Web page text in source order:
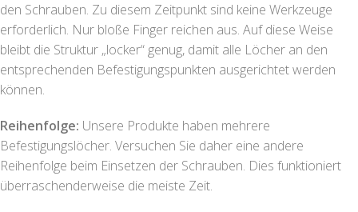
den Schrauben. Zu diesem Zeitpunkt sind keine Werkzeuge
erforderlich. Nur bloße Finger reichen aus. Auf diese Weise
bleibt die Struktur „locker“ genug, damit alle Löcher an den
entsprechenden Befestigungspunkten ausgerichtet werden
können.
Reihenfolge: Unsere Produkte haben mehrere
Befestigungslöcher. Versuchen Sie daher eine andere
Reihenfolge beim Einsetzen der Schrauben. Dies funktioniert
überraschenderweise die meiste Zeit.